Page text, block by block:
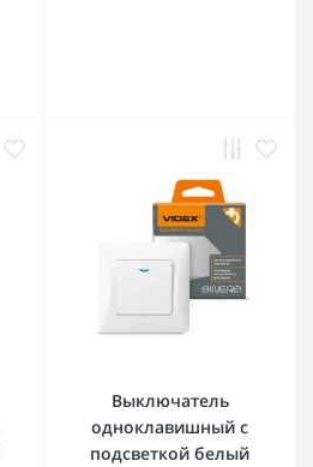
Выключатель
одноклавишный с
подсветкой белый